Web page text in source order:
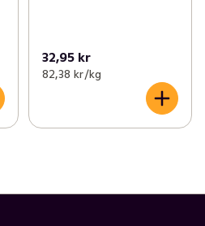
32,95 kr
82,38 kr /kg